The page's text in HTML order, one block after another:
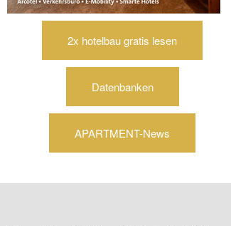
2x hotelbau gratis lesen
Datenbanken
APARTMENT-News